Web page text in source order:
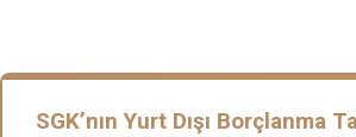
SGK’nın Yurt Dışı Borçlanma